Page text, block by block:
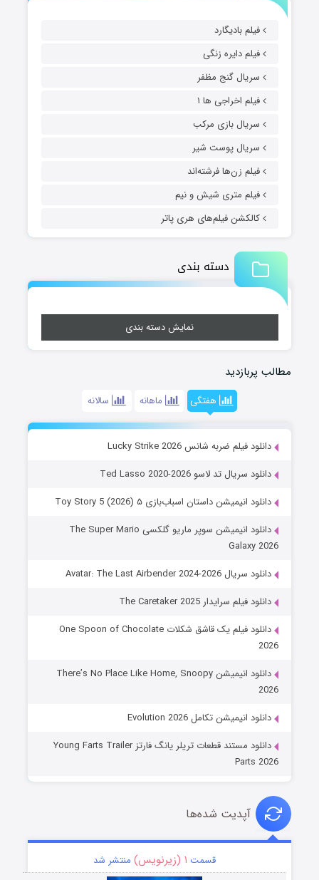
فیلم بادیگارد
فیلم دایره زنگی
سریال گنج مظفر
فیلم اخراجی ها ۱
سریال بازی مرکب
سریال پوست شیر
فیلم زن‌ها فرشته‌اند
فیلم متری شیش و نیم
کالکشن فیلم‌های هری پاتر
دسته بندی
نمایش دسته بندی
مطالب پربازدید
هفتگی ماهانه سالانه
دانلود فیلم ضربه شانس Lucky Strike 2026
دانلود سریال تد لاسو Ted Lasso 2020-2026
دانلود انیمیشن داستان اسباب‌بازی ۵ Toy Story 5 (2026)
دانلود انیمیشن سوپر ماریو گلکسی The Super Mario
Galaxy 2026
دانلود سریال Avatar: The Last Airbender 2024-2026
دانلود فیلم سرایدار The Caretaker 2025
دانلود فیلم یک قاشق شکلات One Spoon of Chocolate
2026
دانلود انیمیشن There’s No Place Like Home, Snoopy
2026
دانلود انیمیشن تکامل Evolution 2026
دانلود مستند قطعات تریلر یانگ فارتز Young Farts Trailer
Parts 2026
آپدیت شده‌ها
قسمت ۱ (زیرنویس) منتشر شد